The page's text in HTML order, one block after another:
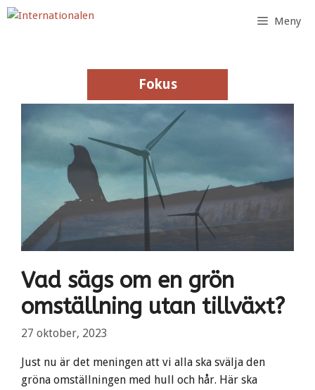
Hoppa
Meny
Fokus
Fokus
Vad sägs om en grön
omställning utan tillväxt?
27 oktober, 2023
Just nu är det meningen att vi alla ska svälja den
gröna omställningen med hull och hår. Här ska